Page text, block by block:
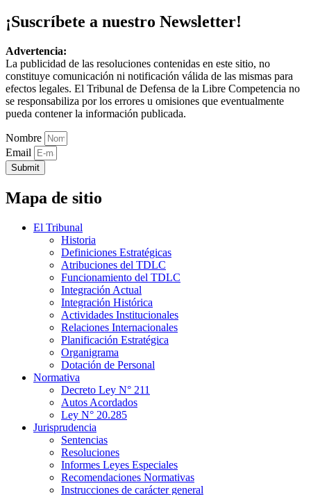
¡Suscríbete a nuestro Newsletter!
Advertencia:
La publicidad de las resoluciones contenidas en este sitio, no
constituye comunicación ni notificación válida de las mismas para
efectos legales. El Tribunal de Defensa de la Libre Competencia no
se responsabiliza por los errores u omisiones que eventualmente
pueda contener la información publicada.
Nombre
Email
Submit
Mapa de sitio
El Tribunal
Historia
Definiciones Estratégicas
Atribuciones del TDLC
Funcionamiento del TDLC
Integración Actual
Integración Histórica
Actividades Institucionales
Relaciones Internacionales
Planificación Estratégica
Organigrama
Dotación de Personal
Normativa
Decreto Ley N° 211
Autos Acordados
Ley N° 20.285
Jurisprudencia
Sentencias
Resoluciones
Informes Leyes Especiales
Recomendaciones Normativas
Instrucciones de carácter general